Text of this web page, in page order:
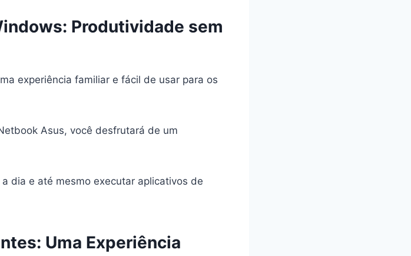
Produtividade sem
experiência familiar e fácil de usar para os
Asus, você desfrutará de um
dia e até mesmo executar aplicativos de
Uma Experiência